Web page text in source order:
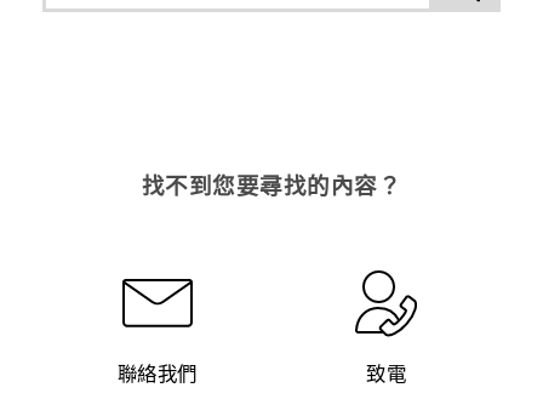
找不到您要尋找的內容？
聯絡我們 致電